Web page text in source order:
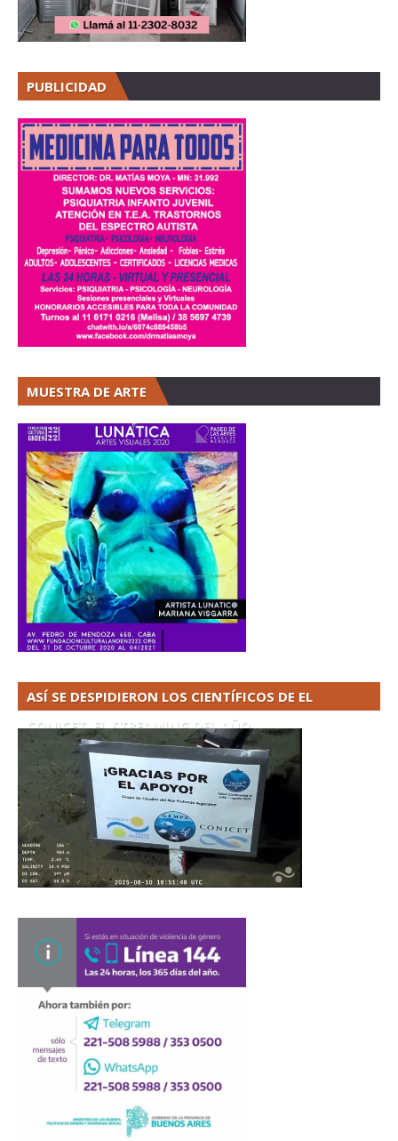
PUBLICIDAD
MUESTRA DE ARTE
ASÍ SE DESPIDIERON LOS CIENTÍFICOS DE EL
CONICET. EL STREAMING DEL AÑO